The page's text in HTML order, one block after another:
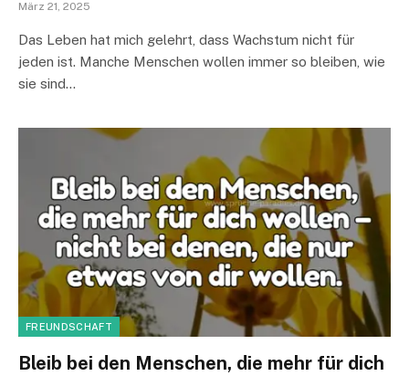
März 21, 2025
Das Leben hat mich gelehrt, dass Wachstum nicht für
jeden ist. Manche Menschen wollen immer so bleiben, wie
sie sind…
FREUNDSCHAFT
Bleib bei den Menschen, die mehr für dich